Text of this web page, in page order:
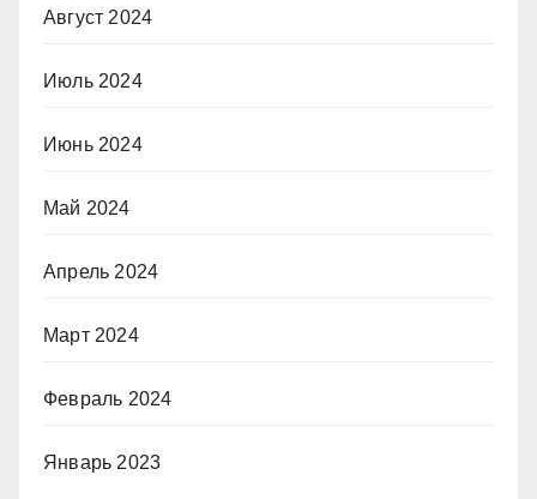
Август 2024
Июль 2024
Июнь 2024
Май 2024
Апрель 2024
Март 2024
Февраль 2024
Январь 2023